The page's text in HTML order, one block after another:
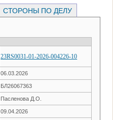
СТОРОНЫ ПО ДЕЛУ
23RS0031-01-2026-004226-10
06.03.2026
БЛ26067363
Пасленова Д.О.
09.04.2026